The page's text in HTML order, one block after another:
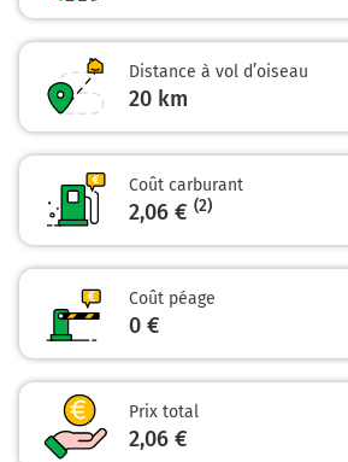
Distance à vol d’oiseau
20 km
Coût carburant
2,06 € (2)
Coût péage
0 €
Prix total
2,06 €